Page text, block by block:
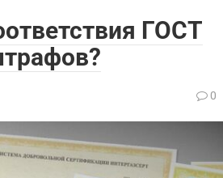
ГОСТ
0